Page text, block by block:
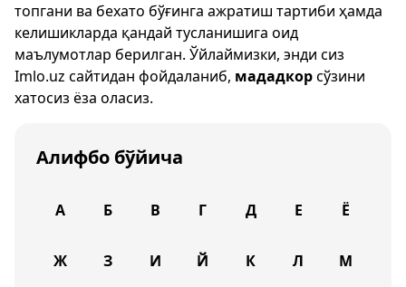
топгани ва бехато бўғинга ажратиш тартиби ҳамда
келишикларда қандай тусланишига оид
маълумотлар берилган. Ўйлаймизки, энди сиз
Imlo.uz сайтидан фойдаланиб, мададкорсўзини
хатосиз ёза оласиз.
Алифбо бўйича
А Б В Г Д Е Ё
Ж З И Й К Л М